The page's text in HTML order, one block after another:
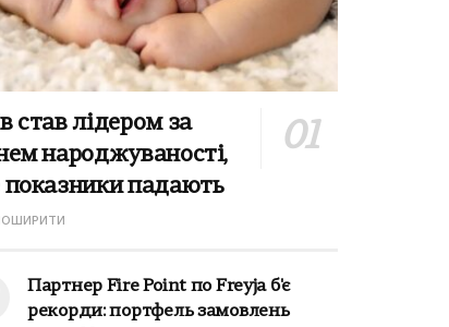
став лідером за
народжуваності,
показники падають
Партнер Fire Point по Freyja б'є
рекорди: портфель замовлень